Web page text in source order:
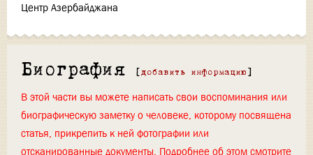
Центр Азербайджана
Биография [ добавить информацию ]
В этой части вы можете написать свои воспоминания или
биографическую заметку о человеке, которому посвящена
статья, прикрепить к ней фотографии или
отсканированные документы. Подробнее об этом смотрите